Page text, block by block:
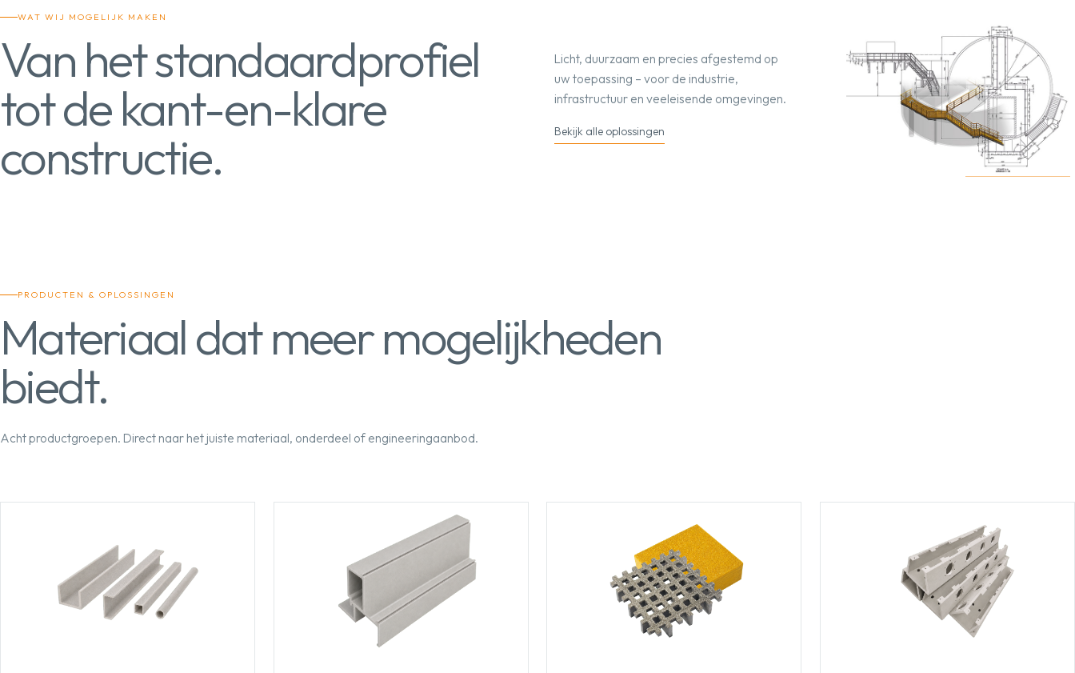
WAT WIJ MOGELIJK MAKEN
Van het standaardprofiel
tot de kant-en-klare
constructie.
Licht, duurzaam en precies afgestemd op
uw toepassing – voor de industrie,
infrastructuur en veeleisende omgevingen.
Bekijk alle oplossingen
PRODUCTEN & OPLOSSINGEN
Materiaal dat meer mogelijkheden
biedt.
Acht productgroepen. Direct naar het juiste materiaal, onderdeel of engineeringaanbod.